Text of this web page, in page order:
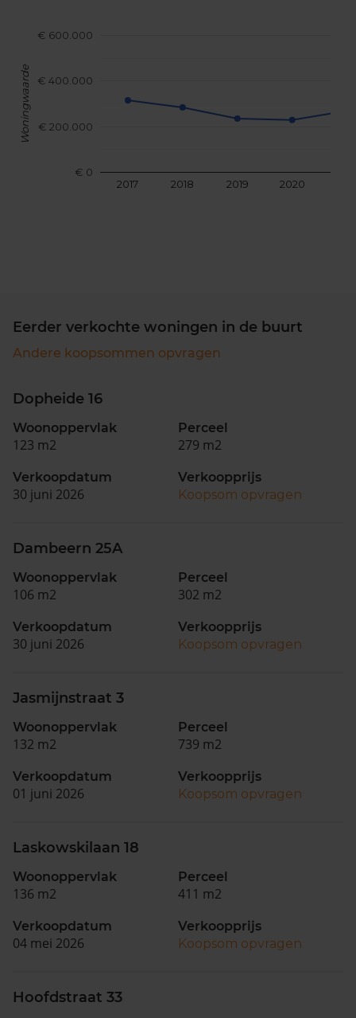
2017 2018 2019 2020
€ 0
€ 200.000
€ 400.000
€ 600.000
Woningwaarde
Eerder verkochte woningen in de buurt
Andere koopsommen opvragen
Dopheide 16
Woonoppervlak
123 m2
Perceel
279 m2
Verkoopdatum
30 juni 2026
Verkoopprijs
Koopsom opvragen
Dambeern 25A
Woonoppervlak
106 m2
Perceel
302 m2
Verkoopdatum
30 juni 2026
Verkoopprijs
Koopsom opvragen
Jasmijnstraat 3
Woonoppervlak
132 m2
Perceel
739 m2
Verkoopdatum
01 juni 2026
Verkoopprijs
Koopsom opvragen
Laskowskilaan 18
Woonoppervlak
136 m2
Perceel
411 m2
Verkoopdatum
04 mei 2026
Verkoopprijs
Koopsom opvragen
Hoofdstraat 33